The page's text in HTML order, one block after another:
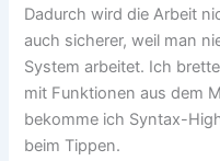
Dadurch wird die Arbeit
auch sicherer, weil man
System arbeitet. Ich
mit Funktionen aus dem
bekomme ich Syntax-
beim Tippen.